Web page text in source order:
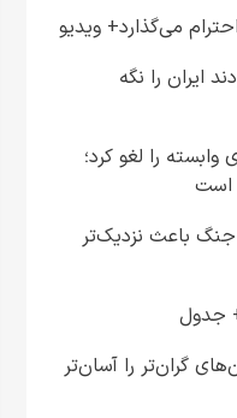
می‌گذارد+ ویدیو
ایران را نگه
وابسته را لغو کرد؛
است
باعث نزدیک‌تر
گران‌تر را آسان‌تر